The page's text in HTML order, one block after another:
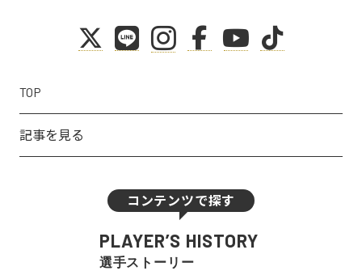
TOP
記事を見る
コンテンツで探す
PLAYER’S HISTORY
選手ストーリー